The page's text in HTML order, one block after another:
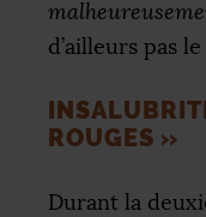
d’ailleurs pas
ROUGES »
Durant la